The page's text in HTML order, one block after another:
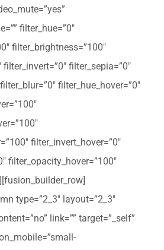
filter_hue=”0″
filter_brightness=”100″
filter_sepia=”0″
filter_hue_hover=”0″
filter_invert_hover=”0″
filter_opacity_hover=”100″
type=”2_3″ layout=”2_3″
link=”” target=”_self”